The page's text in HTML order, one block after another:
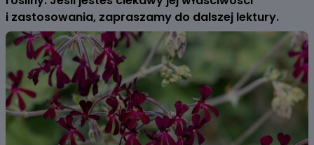
i zastosowania, zapraszamy do dalszej lektury.